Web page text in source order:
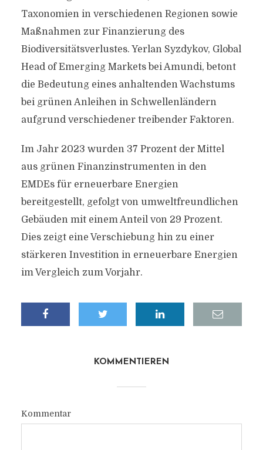
Taxonomien in verschiedenen Regionen sowie
Maßnahmen zur Finanzierung des
Biodiversitätsverlustes. Yerlan Syzdykov, Global
Head of Emerging Markets bei Amundi, betont
die Bedeutung eines anhaltenden Wachstums
bei grünen Anleihen in Schwellenländern
aufgrund verschiedener treibender Faktoren.
Im Jahr 2023 wurden 37 Prozent der Mittel
aus grünen Finanzinstrumenten in den
EMDEs für erneuerbare Energien
bereitgestellt, gefolgt von umweltfreundlichen
Gebäuden mit einem Anteil von 29 Prozent.
Dies zeigt eine Verschiebung hin zu einer
stärkeren Investition in erneuerbare Energien
im Vergleich zum Vorjahr.
KOMMENTIEREN
Kommentar